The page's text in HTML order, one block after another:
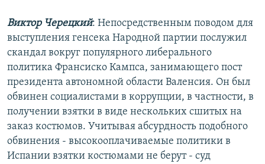
Виктор Черецкий: Непосредственным поводом для
выступления генсека Народной партии послужил
скандал вокруг популярного либерального
политика Франсиско Кампса, занимающего пост
президента автономной области Валенсия. Он был
обвинен социалистами в коррупции, в частности, в
получении взятки в виде нескольких сшитых на
заказ костюмов. Учитывая абсурдность подобного
обвинения - высокооплачиваемые политики в
Испании взятки костюмами не берут - суд